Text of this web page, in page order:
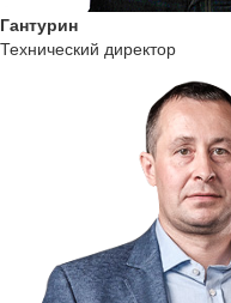
Гантурин
Технический директор